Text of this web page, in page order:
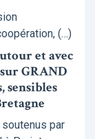
(…)
et avec
GRAND
sensibles
par